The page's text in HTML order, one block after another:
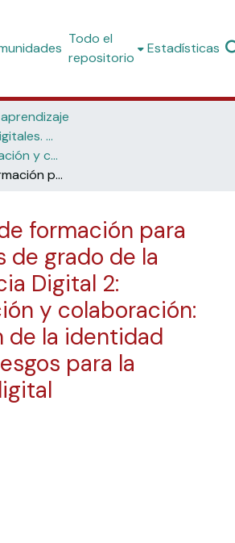
Todo el
repositorio
Estadísticas
Competencias digitales. Materiales formativos para estudiantes de grado
Área 2: Comunicación y colaboración
Materiales de formación para estudiantes de grado de la Competencia Digital 2: Comunicación y colaboración: 2.6. Gestión de la identidad digital: 4. Riesgos para la identidad digital
formación para
de grado de la
Digital 2:
y colaboración:
de la identidad
para la